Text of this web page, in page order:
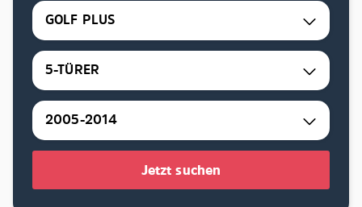
GOLF PLUS
5-TÜRER
2005-2014
Jetzt suchen